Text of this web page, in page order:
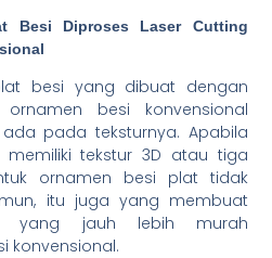
Besi Diproses Laser Cutting
besi yang dibuat dengan
besi konvensional
pada teksturnya. Apabila
tekstur 3D atau tiga
ornamen besi plat tidak
itu juga yang membuat
yang jauh lebih murah
konvensional.